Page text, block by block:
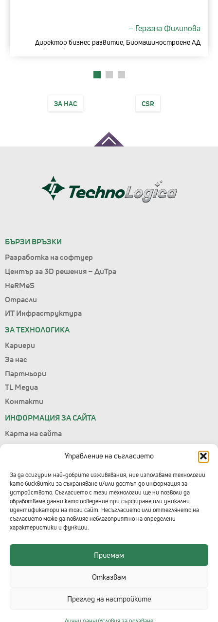
Управление на съгласието
За да осигурим най-добрите изживявания, ние използваме технологии
като бисквитки за съхраняване и/или достъп до информация за
устройството. Съгласието с тези технологии ще ни позволи да
обработваме данни като поведение при сърфиране или уникални
идентификатори на този сайт. Несъгласието или оттеглянето на
съгласието може да повлияе неблагоприятно на определени
характеристики и функции.
Приемам
Отказвам
Преглед на настройките
– Гергана Филипова
Директор бизнес развитие, Биомашиностроене АД
ЗА НАС CSR
БЪРЗИ ВРЪЗКИ
Разработка на софтуер
Център за 3D решения – ДиТра
HeRMeS
Отрасли
ИТ Инфраструктура
ЗА ТЕХНОЛОГИКА
Кариери
За нас
Партньори
TL Медиа
Контакти
ИНФОРМАЦИЯ ЗА САЙТА
Карта на сайта
Лични данни
Условия за ползване
Управление на съгласието
Правила за подаване на сигнали
КОНТАКТИ С ТЕХНОЛОГИКА
Централен офис
+359 2 91 912
Център за 3D решения - ДиТра